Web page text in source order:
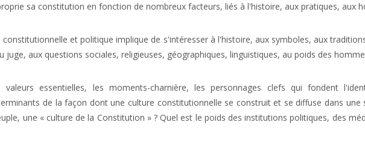
sa constitution en fonction de nombreux facteurs, liés à l'histoire, aux pratiques, aux
et politique implique de s'intéresser à l'histoire, aux symboles, aux
aux questions sociales, religieuses, géographiques, linguistiques, au poids des
essentielles, les moments-charnière, les personnages clefs qui fondent
de la façon dont une culture constitutionnelle se construit et se diffuse dans une
une « culture de la Constitution » ? Quel est le poids des institutions politiques, des